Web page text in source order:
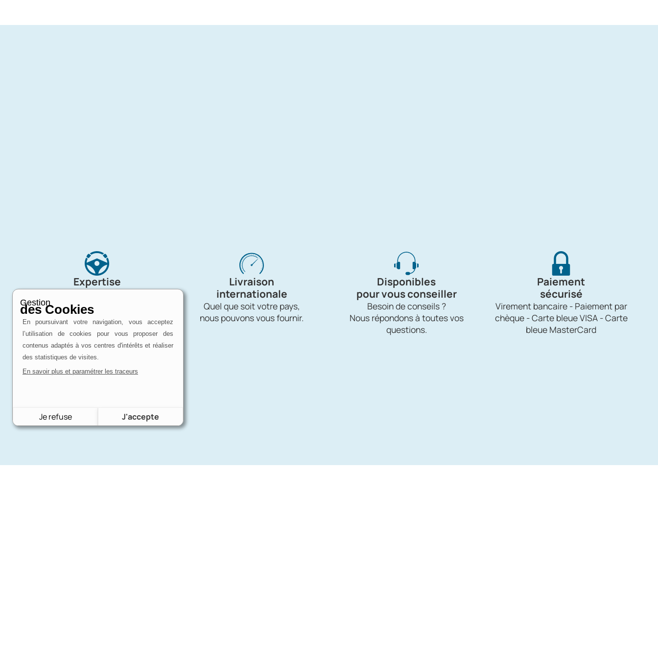
Expertise
d'un passionné
Charron Auto Rétro, c'est avant tout
une affaire de passion !
Livraison
internationale
Quel que soit votre pays,
nous pouvons vous fournir.
Disponibles
pour vous conseiller
Besoin de conseils ?
Nous répondons à toutes vos
questions.
Paiement
sécurisé
Virement bancaire - Paiement par
chèque - Carte bleue VISA - Carte
bleue MasterCard
Gestion
des Cookies
En poursuivant votre navigation, vous acceptez
l’utilisation de cookies pour vous proposer des
contenus adaptés à vos centres d'intérêts et réaliser
des statistiques de visites.
En savoir plus et paramétrer les traceurs
Je refuse J'accepte